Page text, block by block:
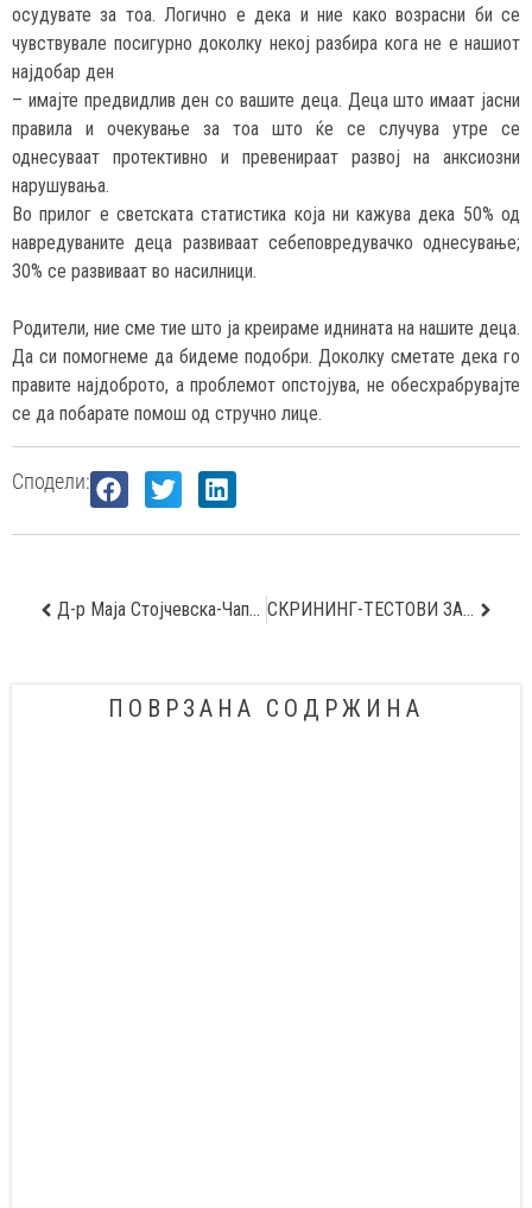
осудувате за тоа. Логично е дека и ние како возрасни би се
чувствувале посигурно доколку некој разбира кога не е нашиот
најдобар ден
– имајте предвидлив ден со вашите деца. Деца што имаат јасни
правила и очекување за тоа што ќе се случува утре се
однесуваат протективно и превенираат развој на анксиозни
нарушувања.
Во прилог е светската статистика која ни кажува дека 50% од
навредуваните деца развиваат себеповредувачко однесување;
30% се развиваат во насилници.
Родители, ние сме тие што ја креираме иднината на нашите деца.
Да си помогнеме да бидеме подобри. Доколку сметате дека го
правите најдоброто, а проблемот опстојува, не обесхрабрувајте
се да побарате помош од стручно лице.
Сподели:
Д-р Маја Стојчевска-Чапова: Развојот на радиологијата на дојка во земјава го сметам за свој голем успех СКРИНИНГ-ТЕСТОВИ ЗА КАРЦИНОМ НА БЕЛИ ДРОБОВИ
ПОВРЗАНА СОДРЖИНА